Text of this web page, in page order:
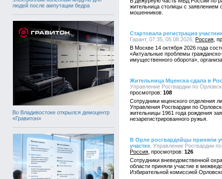
людей после ампутации бедра
Во Владивостоке открылся демоцентр
«Гравитон»
жительница столицы с заявлением
мошенников.
Стартовала регистрация
Гарант, 07:35, 05.08.2026, Россия
В Москве 14 октября 2026 года
«Актуальные проблемы
имущественного оборота»,
Жительница Мценска сдала в
Управление Росгвардии по
108
Сотрудники мценского отделения
Управления Росгвардии по
жительницы 1961 года рождения
незарегистрированного ружья.
В Орле росгвардейцы приняли
участке , Управление Росгвардии
Россия
126
Сотрудники вневедомственной
области приняли участие в
Избирательной комиссией